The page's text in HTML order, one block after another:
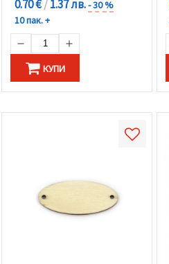
0.70 €/1.37 лв.- 30 %
10 пак. +
КУПИ